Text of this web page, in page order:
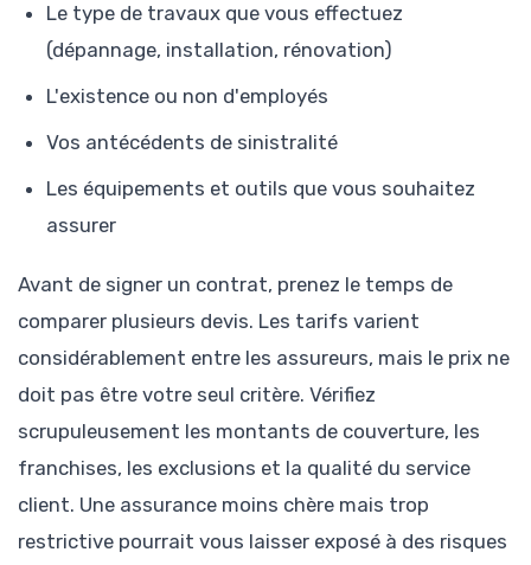
Le type de travaux que vous effectuez
(dépannage, installation, rénovation)
L'existence ou non d'employés
Vos antécédents de sinistralité
Les équipements et outils que vous souhaitez
assurer
Avant de signer un contrat, prenez le temps de
comparer plusieurs devis. Les tarifs varient
considérablement entre les assureurs, mais le prix ne
doit pas être votre seul critère. Vérifiez
scrupuleusement les montants de couverture, les
franchises, les exclusions et la qualité du service
client. Une assurance moins chère mais trop
restrictive pourrait vous laisser exposé à des risques